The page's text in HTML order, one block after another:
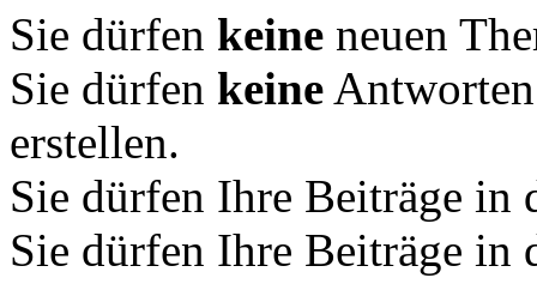
Sie dürfen keine neuen
Sie dürfen keine
erstellen.
Sie dürfen Ihre Beiträge in
Sie dürfen Ihre Beiträge in